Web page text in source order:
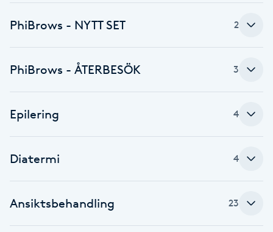
Color correction
D
Dermapen
PhiBrows - NYTT SET 2
PhiBrows - ÅTERBESÖK 3
Epilering 4
Diatermi 4
Ansiktsbehandling 23